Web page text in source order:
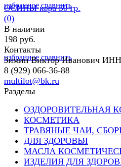
избранное сравнить
избранное сравнить
ОСИНЫ кора 50 гр.
(0)
В наличии
198 руб.
Контакты
Зимин Виктор Иванович ИНН
8 (929) 066-36-88
multilot@bk.ru
Разделы
ОЗДОРОВИТЕЛЬНАЯ
КОСМЕТИКА
ТРАВЯНЫЕ ЧАИ,
ДЛЯ ЗДОРОВЬЯ
МАСЛА
ИЗДЕЛИЯ ДЛЯ